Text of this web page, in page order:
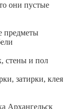
они пустые
предметы
стены и пол
затирки, клея
Архангельск